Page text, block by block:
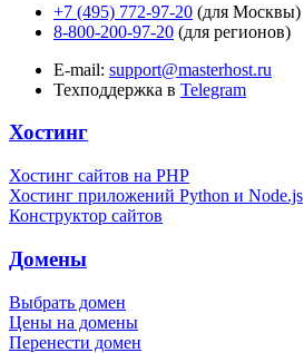
+7 (495) 772-97-20 (для Москвы)
8-800-200-97-20 (для регионов)
E-mail: support@masterhost.ru
Техподдержка в Telegram
Хостинг
Хостинг сайтов на PHP
Хостинг приложений Python и Node.js
Конструктор сайтов
Домены
Выбрать домен
Цены на домены
Перенести домен